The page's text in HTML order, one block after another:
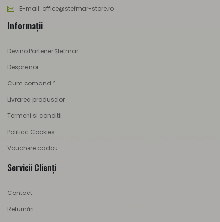
E-mail: office@stefmar-store.ro
Informaţii
Devino Partener Ștefmar
Despre noi
Cum comand ?
Livrarea produselor
Termeni si conditii
Politica Cookies
Vouchere cadou
Servicii Clienţi
Contact
Returnări